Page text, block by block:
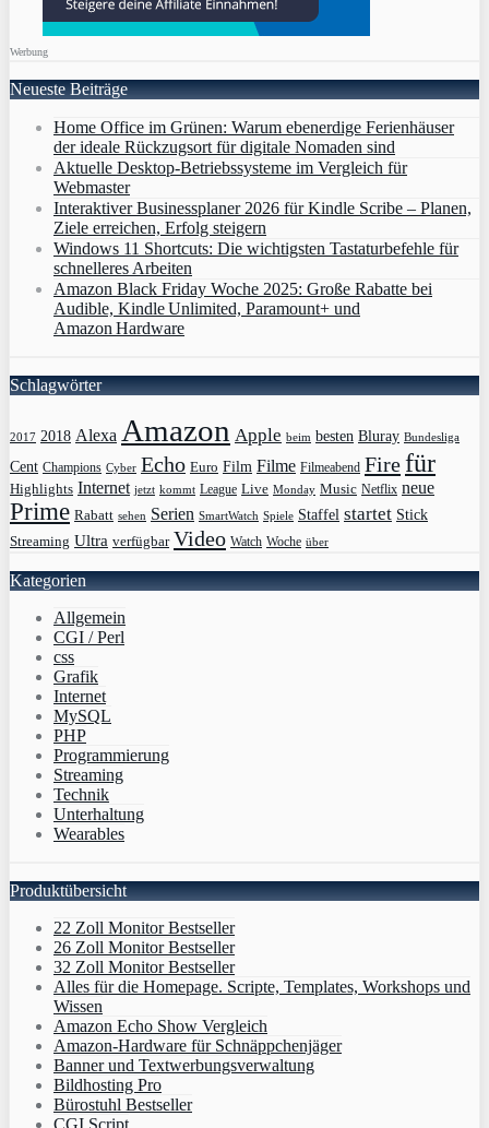
Werbung
Neueste Beiträge
Home Office im Grünen: Warum ebenerdige Ferienhäuser
der ideale Rückzugsort für digitale Nomaden sind
Aktuelle Desktop-Betriebssysteme im Vergleich für
Webmaster
Interaktiver Businessplaner 2026 für Kindle Scribe – Planen,
Ziele erreichen, Erfolg steigern
Windows 11 Shortcuts: Die wichtigsten Tastaturbefehle für
schnelleres Arbeiten
Amazon Black Friday Woche 2025: Große Rabatte bei
Audible, Kindle Unlimited, Paramount+ und
Amazon Hardware
Schlagwörter
2017 2018 Alexa Amazon Apple beim besten Bluray Bundesliga
Cent Champions Cyber Echo Euro Film Filme Filmeabend Firefür
Highlights Internet jetzt kommt League Live Monday Music Netflix neue
Prime Rabatt sehen Serien SmartWatch Spiele Staffel startet Stick
Streaming Ultra verfügbar Video Watch Woche über
Kategorien
Allgemein
CGI / Perl
css
Grafik
Internet
MySQL
PHP
Programmierung
Streaming
Technik
Unterhaltung
Wearables
Produktübersicht
22 Zoll Monitor Bestseller
26 Zoll Monitor Bestseller
32 Zoll Monitor Bestseller
Alles für die Homepage. Scripte, Templates, Workshops und
Wissen
Amazon Echo Show Vergleich
Amazon-Hardware für Schnäppchenjäger
Banner und Textwerbungsverwaltung
Bildhosting Pro
Bürostuhl Bestseller
CGI Script